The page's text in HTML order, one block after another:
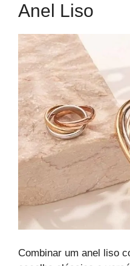
Anel Liso
Combinar um anel liso